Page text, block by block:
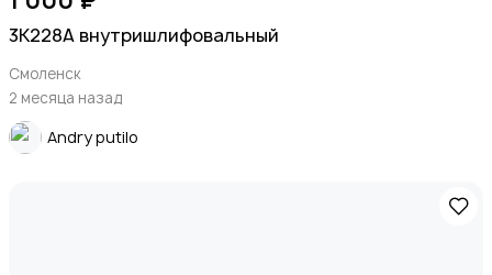
3К228А внутришлифовальный
Смоленск
2 месяца назад
Andry putilo